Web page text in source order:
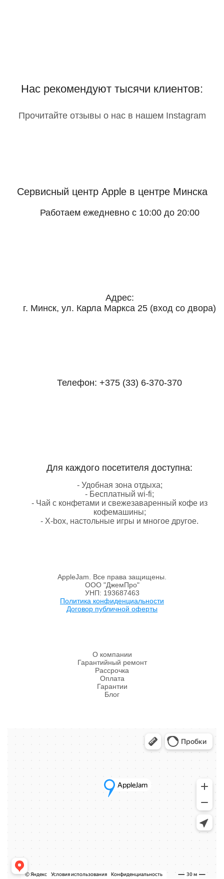
Нас рекомендуют тысячи клиентов:
Прочитайте отзывы о нас в нашем Instagram
Сервисный центр Appleв центре Минска
Работаем ежедневно с 10:00 до 20:00
Адрес:
г. Минск, ул. Карла Маркса 25 (вход со двора)
Телефон: +375 (33) 6-370-370
Для каждого посетителя доступна:
- Удобная зона отдыха;
- Бесплатный wi-fi;
- Чай с конфетами и свежезаваренный кофе из
кофемашины;
- X-box, настольные игры и многое другое.
AppleJam. Все права защищены.
ООО "ДжемПро"
УНП: 193687463
Политика конфиденциальности
Договор публичной оферты
О компании
Гарантийный ремонт
Рассрочка
Оплата
Гарантии
Блог